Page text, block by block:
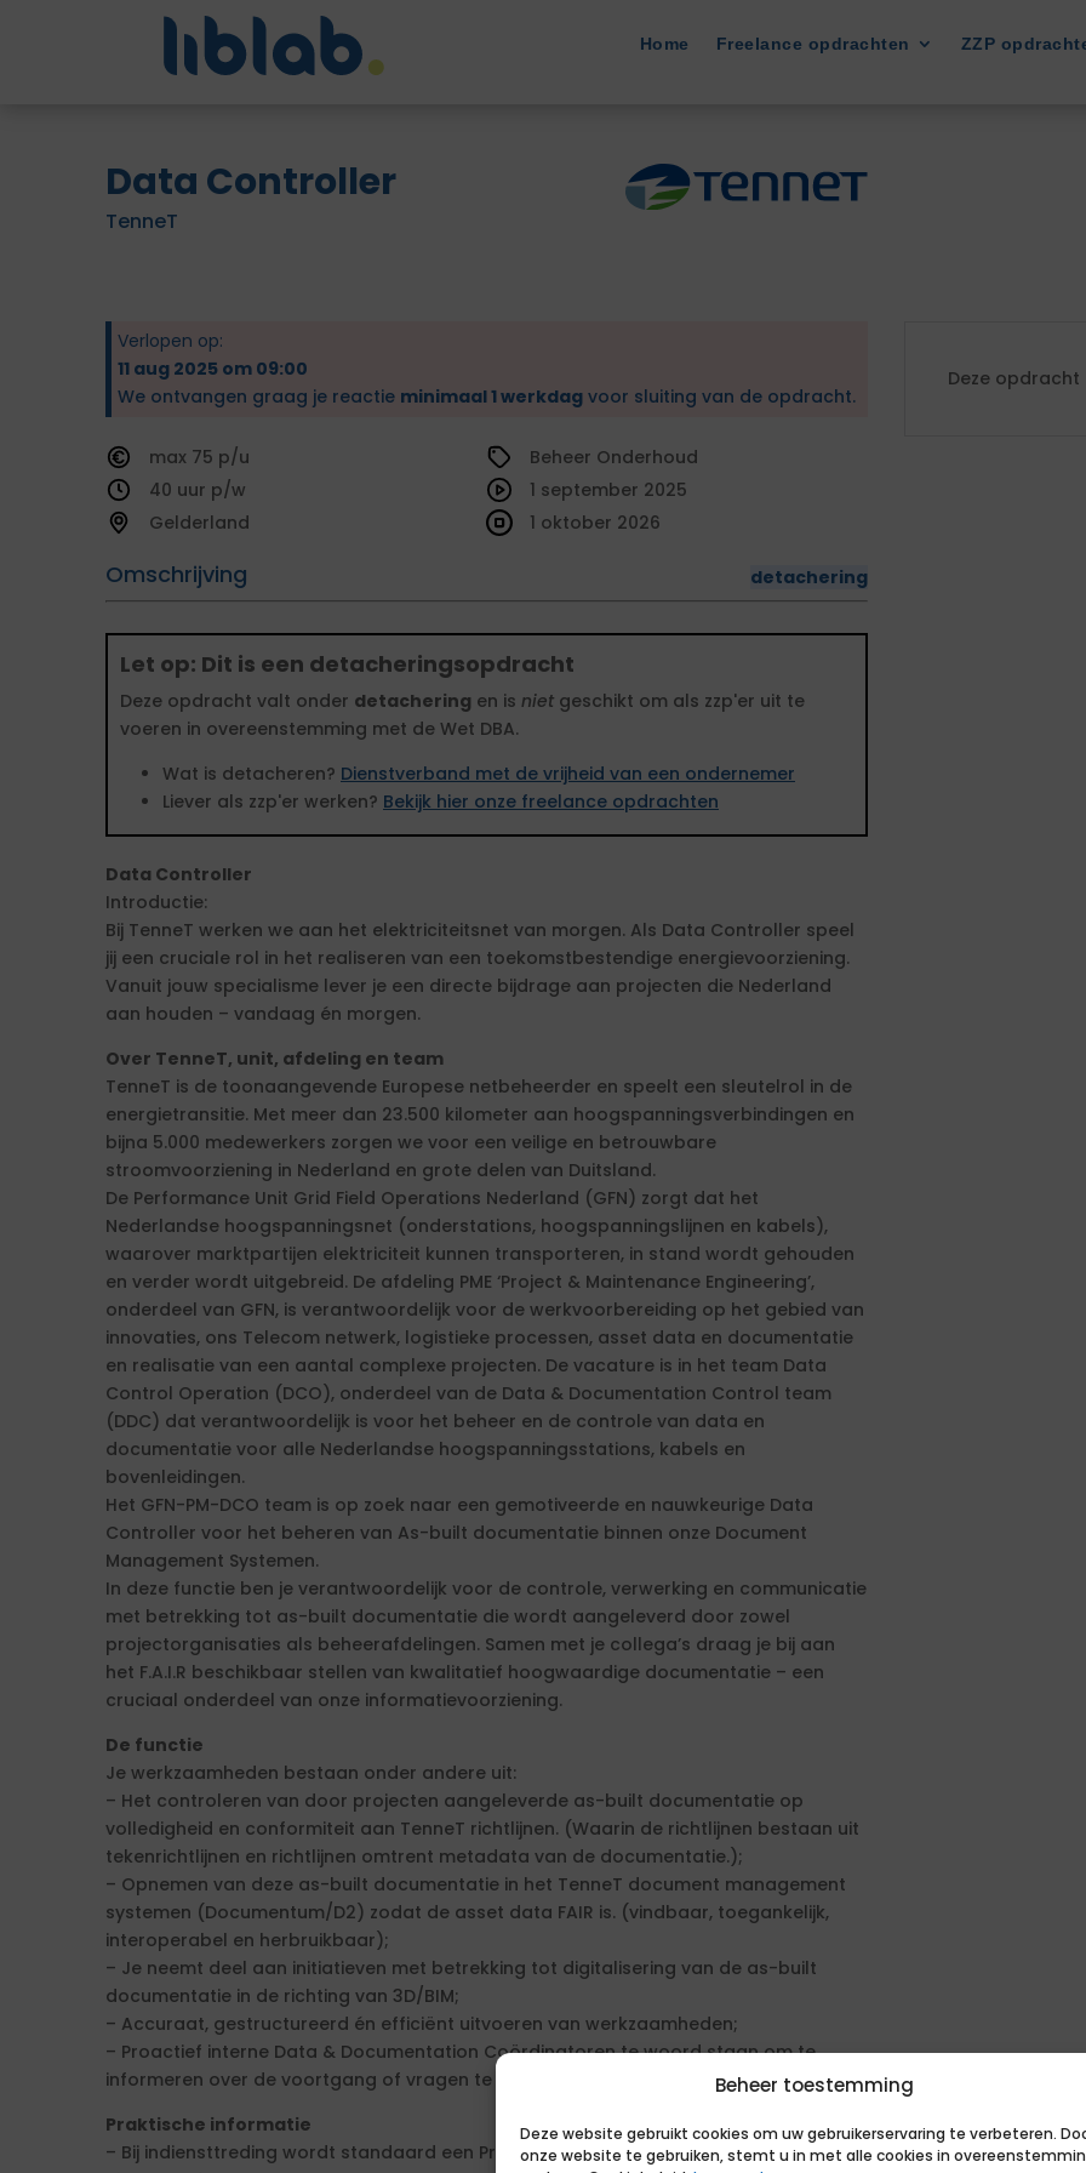
Beheer toestemming
Deze website gebruikt cookies om uw gebruikerservaring te verbeteren.
onze website te gebruiken, stemt u in met alle cookies in
Home Freelance opdrachten ZZP
Data Controller
TenneT
Verlopen op:
11 aug 2025 om 09:00
We ontvangen graag je reactie minimaal 1 werkdag voor sluiting van de opdracht.
75
40
Gelderland
Beheer Onderhoud
Omschrijving detachering
1 september 2025
1 oktober 2026
Let op: Dit is een detacheringsopdracht
Deze opdracht valt onder detachering en is niet geschikt om als zzp'er uit te
voeren in overeenstemming met de Wet DBA.
Wat is detacheren? Dienstverband met de vrijheid van een ondernemer
Liever als zzp'er werken? Bekijk hier onze freelance opdrachten
Data Controller
Introductie:
Bij TenneT werken we aan het elektriciteitsnet van morgen. Als Data Controller speel
jij een cruciale rol in het realiseren van een toekomstbestendige energievoorziening.
Vanuit jouw specialisme lever je een directe bijdrage aan projecten die Nederland
aan houden – vandaag én morgen.
Over TenneT, unit, afdeling en team
TenneT is de toonaangevende Europese netbeheerder en speelt een sleutelrol in de
energietransitie. Met meer dan 23.500 kilometer aan hoogspanningsverbindingen en
bijna 5.000 medewerkers zorgen we voor een veilige en betrouwbare
stroomvoorziening in Nederland en grote delen van Duitsland.
De Performance Unit Grid Field Operations Nederland (GFN) zorgt dat het
Nederlandse hoogspanningsnet (onderstations, hoogspanningslijnen en kabels),
waarover marktpartijen elektriciteit kunnen transporteren, in stand wordt gehouden
en verder wordt uitgebreid. De afdeling PME ‘Project & Maintenance Engineering’,
onderdeel van GFN, is verantwoordelijk voor de werkvoorbereiding op het gebied van
innovaties, ons Telecom netwerk, logistieke processen, asset data en documentatie
en realisatie van een aantal complexe projecten. De vacature is in het team Data
Control Operation (DCO), onderdeel van de Data & Documentation Control team
(DDC) dat verantwoordelijk is voor het beheer en de controle van data en
documentatie voor alle Nederlandse hoogspanningsstations, kabels en
bovenleidingen.
Het GFN-PM-DCO team is op zoek naar een gemotiveerde en nauwkeurige Data
Controller voor het beheren van As-built documentatie binnen onze Document
Management Systemen.
In deze functie ben je verantwoordelijk voor de controle, verwerking en communicatie
met betrekking tot as-built documentatie die wordt aangeleverd door zowel
projectorganisaties als beheerafdelingen. Samen met je collega’s draag je bij aan
het F.A.I.R beschikbaar stellen van kwalitatief hoogwaardige documentatie – een
cruciaal onderdeel van onze informatievoorziening.
De functie
Je werkzaamheden bestaan onder andere uit:
– Het controleren van door projecten aangeleverde as-built documentatie op
volledigheid en conformiteit aan TenneT richtlijnen. (Waarin de richtlijnen bestaan uit
tekenrichtlijnen en richtlijnen omtrent metadata van de documentatie.);
– Opnemen van deze as-built documentatie in het TenneT document management
systemen (Documentum/D2) zodat de asset data FAIR is. (vindbaar, toegankelijk,
interoperabel en herbruikbaar);
– Je neemt deel aan initiatieven met betrekking tot digitalisering van de as-built
documentatie in de richting van 3D/BIM;
– Accuraat, gestructureerd én efficiënt uitvoeren van werkzaamheden;
– Proactief interne Data & Documentation Coördinatoren te woord staan om te
informeren over de voortgang of vragen te stellen.
Praktische informatie
– Bij indiensttreding wordt standaard een Pre Employment Screening (PES)
Deze opdracht